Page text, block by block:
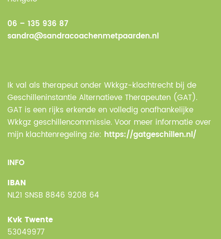
06 – 135 936 87
sandra@sandracoachenmetpaarden.nl
Ik val als therapeut onder Wkkgz-klachtrecht bij de
Geschilleninstantie Alternatieve Therapeuten (GAT).
GAT is een rijks erkende en volledig onafhankelijke
Wkkgz geschillencommissie. Voor meer informatie over
mijn klachtenregeling zie: https://gatgeschillen.nl/
INFO
IBAN
NL21 SNSB 8846 9208 64
Kvk Twente
53049977